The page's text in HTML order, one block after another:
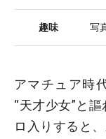
趣味 写
アマチュア時
“天才少女”と
ロ入りすると